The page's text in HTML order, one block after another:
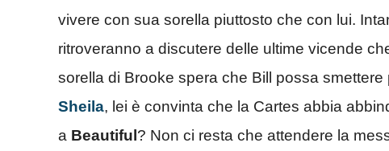
vivere con sua sorella piuttosto che con lui.
ritroveranno a discutere delle ultime vicende
sorella di Brooke spera che Bill possa smettere
Sheila, lei è convinta che la Cartes abbia
a Beautiful ? Non ci resta che attendere la